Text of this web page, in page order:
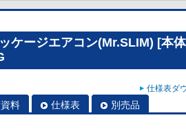
ケージエアコン(Mr.SLIM) [本
仕様表ダ
料 仕様表 別売品